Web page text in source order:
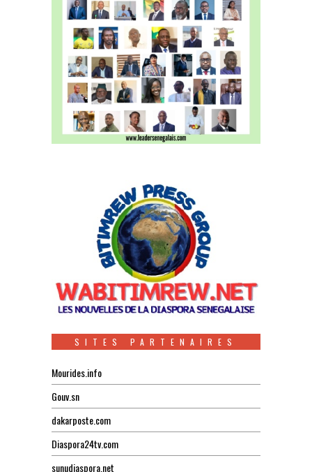
SITES PARTENAIRES
Mourides.info
Gouv.sn
dakarposte.com
Diaspora24tv.com
sunudiaspora.net